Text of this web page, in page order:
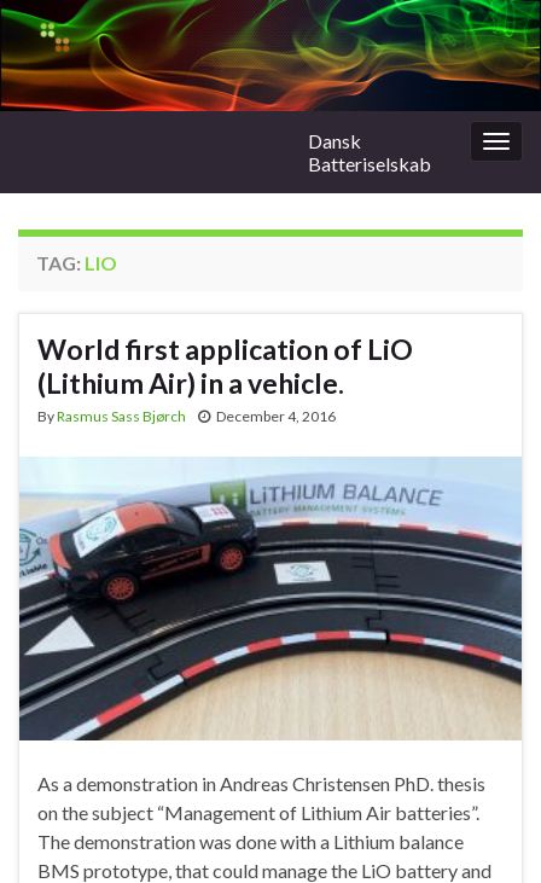
Dansk
Batteriselskab
TAG: LIO
World first application of LiO
(Lithium Air) in a vehicle.
ByRasmus Sass Bjørch December 4, 2016
As a demonstration in Andreas Christensen PhD. thesis
on the subject “Management of Lithium Air batteries”.
The demonstration was done with a Lithium balance
BMS prototype, that could manage the LiO battery and